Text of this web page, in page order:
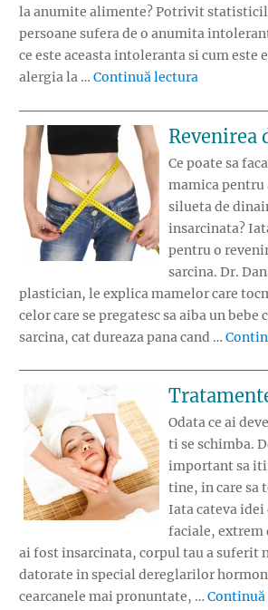
la anumite alimente? Potrivit
persoane sufera de o anumita
ce este aceasta intoleranta si cum este
alergia la … Continuă lectura
Revenirea
Ce poate sa
mamica pentru
silueta de
insarcinata?
pentru o
sarcina. Dr.
plastician, le explica mamelor care
celor care se pregatesc sa aiba un bebe
sarcina, cat dureaza pana cand …
Odata ce ai
ti se schimba.
important sa
tine, in care sa
Iata cateva
faciale, extrem
ai fost insarcinata, corpul tau a suferit
datorate in special dereglarilor
cearcanele mai pronuntate, …